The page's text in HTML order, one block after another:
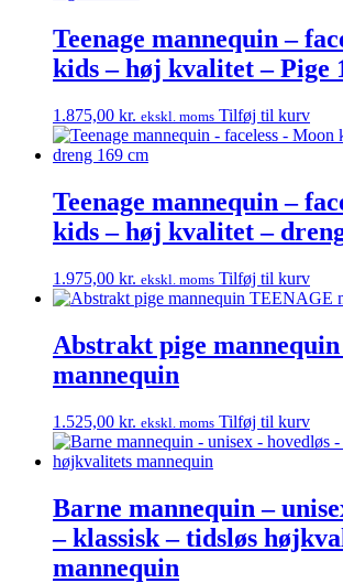
Teenage mannequin –
kids – høj kvalitet – Pige
1.875,00 kr. ekskl. moms Tilføj til kurv
Teenage mannequin –
kids – høj kvalitet –
1.975,00 kr. ekskl. moms Tilføj til kurv
Abstrakt pige
mannequin
1.525,00 kr. ekskl. moms Tilføj til kurv
Barne mannequin –
– klassisk – tidsløs
mannequin